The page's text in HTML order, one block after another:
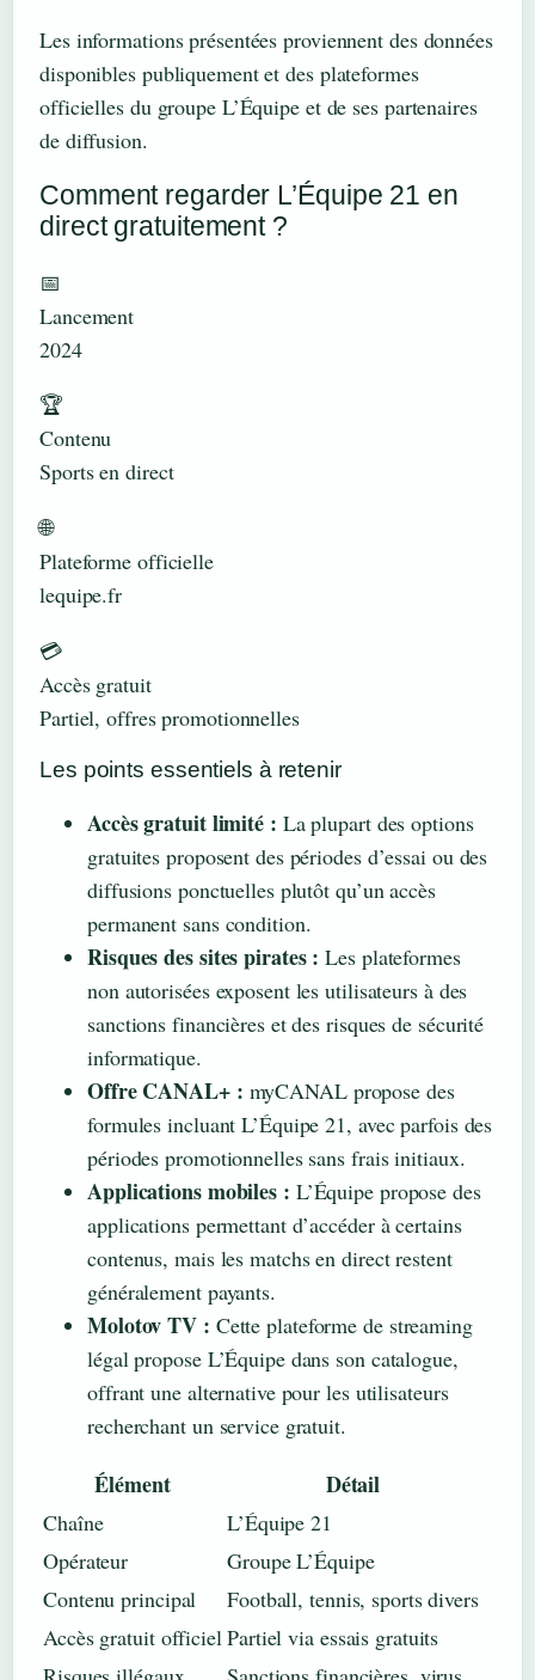
Les informations présentées proviennent des données
disponibles publiquement et des plateformes
officielles du groupe L’Équipe et de ses partenaires
de diffusion.
Comment regarder L’Équipe 21 en
direct gratuitement ?
📅
Lancement
2024
🏆
Contenu
Sports en direct
🌐
Plateforme officielle
lequipe.fr
💳
Accès gratuit
Partiel, offres promotionnelles
Les points essentiels à retenir
Accès gratuit limité : La plupart des options
gratuites proposent des périodes d’essai ou des
diffusions ponctuelles plutôt qu’un accès
permanent sans condition.
Risques des sites pirates : Les plateformes
non autorisées exposent les utilisateurs à des
sanctions financières et des risques de sécurité
informatique.
Offre CANAL+ : myCANAL propose des
formules incluant L’Équipe 21, avec parfois des
périodes promotionnelles sans frais initiaux.
Applications mobiles : L’Équipe propose des
applications permettant d’accéder à certains
contenus, mais les matchs en direct restent
généralement payants.
Molotov TV : Cette plateforme de streaming
légal propose L’Équipe dans son catalogue,
offrant une alternative pour les utilisateurs
recherchant un service gratuit.
Élément Détail
Chaîne
L’Équipe 21
Opérateur
Groupe L’Équipe
Contenu principal
Football, tennis, sports divers
Accès gratuit officielPartiel via essais gratuits